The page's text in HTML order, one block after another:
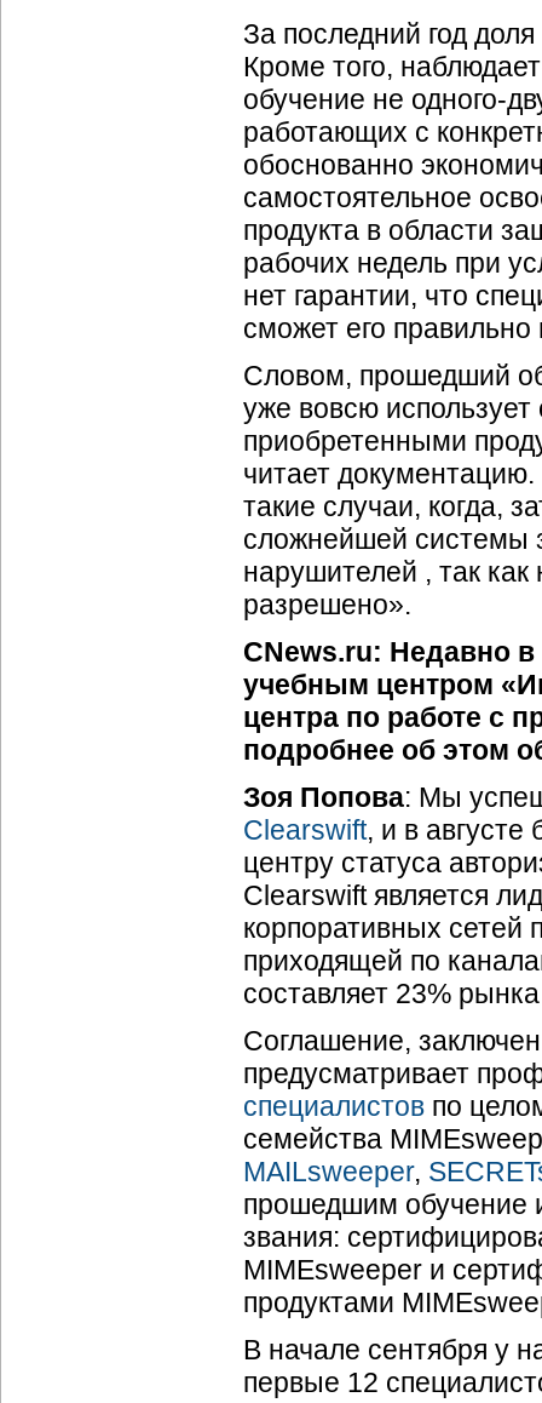
За последний год
Кроме того,
обучение не одного-
работающих с
обоснованно
самостоятельное
продукта в области
рабочих недель при
нет гарантии, что
сможет его правильно
Словом, прошедший
уже вовсю
приобретенными
читает
такие случаи, когда,
сложнейшей системы
нарушителей , так
разрешено».
CNews.ru: Недавно
учебным центром
центра по работе с
подробнее об этом
Зоя Попова: Мы
Clearswift, и в
центру статуса
Clearswift является
корпоративных сетей
приходящей по
составляет 23%
Соглашение,
предусматривает
специалистов по
семейства
MAILsweeper,
прошедшим обучение
звания:
MIMEsweeper и
продуктами
В начале сентября у
первые 12